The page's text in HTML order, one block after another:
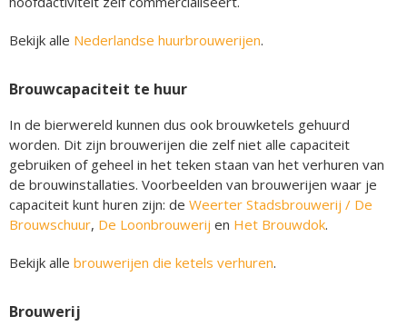
Bekijk alle Nederlandse huurbrouwerijen.
Brouwcapaciteit te huur
In de bierwereld kunnen dus ook brouwketels gehuurd
worden. Dit zijn brouwerijen die zelf niet alle capaciteit
gebruiken of geheel in het teken staan van het verhuren van
de brouwinstallaties. Voorbeelden van brouwerijen waar je
capaciteit kunt huren zijn: de Weerter Stadsbrouwerij / De
Brouwschuur, De Loonbrouwerij en Het Brouwdok.
Bekijk alle brouwerijen die ketels verhuren.
Brouwerij